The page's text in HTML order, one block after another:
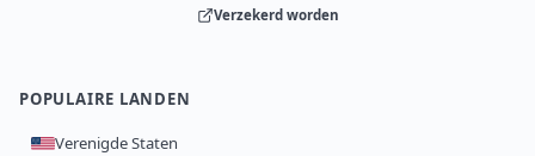
Verzekerd worden
POPULAIRE LANDEN
Verenigde Staten